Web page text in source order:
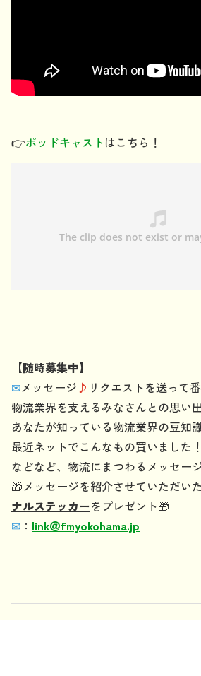
👉ポッドキャストはこちら！
【随時募集中】
✉メッセージ♪ リクエストを送って
物流業界を支えるみなさんとの思い
あなたが知っている物流業界の豆知
最近ネットでこんなもの買いました
などなど、物流にまつわるメッセー
🎁メッセージを紹介させていただい
ナルステッカーをプレゼント🎁
✉ ： link＠fmyokohama.jp